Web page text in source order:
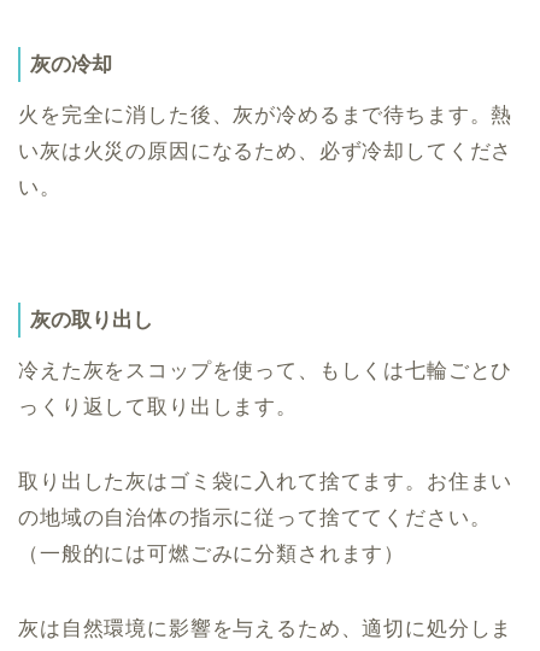
灰の冷却
火を完全に消した後、灰が冷めるまで待ちます。熱
い灰は火災の原因になるため、必ず冷却してくださ
い。
灰の取り出し
冷えた灰をスコップを使って、もしくは七輪ごとひ
っくり返して取り出します。
取り出した灰はゴミ袋に入れて捨てます。お住まい
の地域の自治体の指示に従って捨ててください。
（一般的には可燃ごみに分類されます）
灰は自然環境に影響を与えるため、適切に処分しま